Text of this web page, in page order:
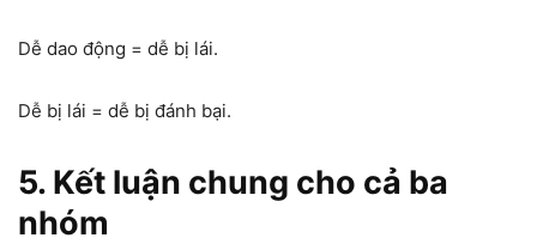
Dễ dao động = dễ bị lái.
Dễ bị lái = dễ bị đánh bại.
5. Kết luận chung cho cả ba
nhóm